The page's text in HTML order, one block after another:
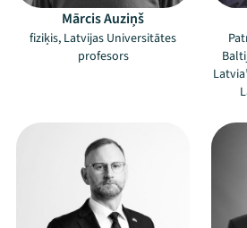
Mārcis Auziņš
fiziķis, Latvijas Universitātes
profesors